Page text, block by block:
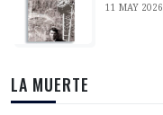
11 MAY 2026
LA MUERTE